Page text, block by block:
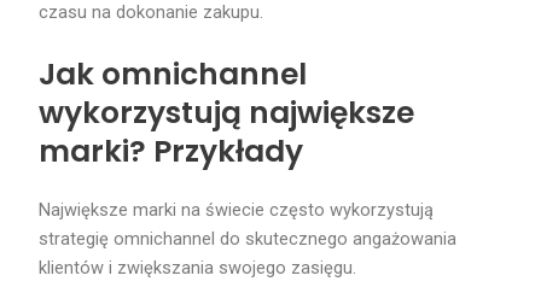
czasu na dokonanie zakupu.
Jak omnichannel
wykorzystują największe
marki? Przykłady
Największe marki na świecie często wykorzystują
strategię omnichannel do skutecznego angażowania
klientów i zwiększania swojego zasięgu.